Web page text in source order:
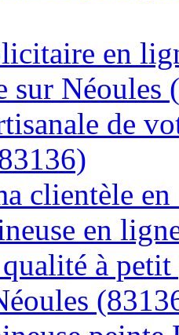
en
sur Néoules
de
clientèle
en
à